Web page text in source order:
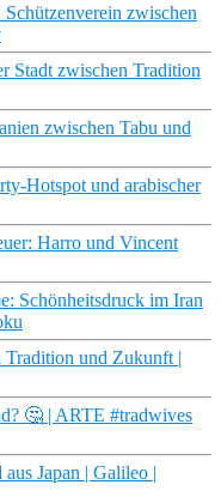
zwischen
Stadt zwischen Tradition
zwischen Tabu und
Hotspot und arabischer
Harro und Vincent
Schönheitsdruck im Iran
Tradition und Zukunft |
🤔 | ARTE #tradwives
Japan | Galileo |